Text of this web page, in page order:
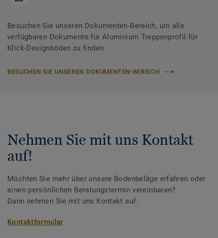
Besuchen Sie unseren Dokumenten-Bereich, um alle
verfügbaren Dokumente für Aluminium Treppenprofil für
Klick-Designböden zu finden
BESUCHEN SIE UNSEREN DOKUMENTEN-BEREICH
Nehmen Sie mit uns Kontakt
auf!
Möchten Sie mehr über unsere Bodenbeläge erfahren oder
einen persönlichen Beratungstermin vereinbaren?
Dann nehmen Sie mit uns Kontakt auf.
Kontaktformular